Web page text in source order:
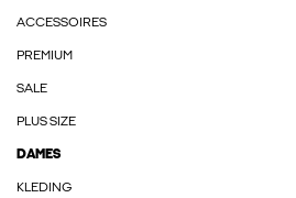
ACCESSOIRES
PREMIUM
SALE
PLUS SIZE
DAMES
KLEDING